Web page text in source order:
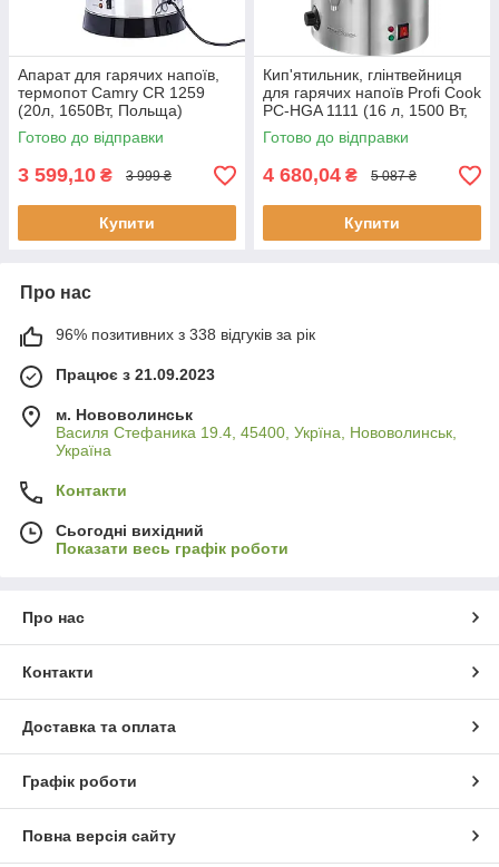
Апарат для гарячих напоїв,
термопот Camry CR 1259
(20л, 1650Вт, Польща)
Готово до відправки
3 599,10 ₴ 3 999 ₴
Купити
Кип'ятильник, глінтвейниця
для гарячих напоїв Profi Cook
PC-HGA 1111 (16 л, 1500 Вт,
Німеччина)
Готово до відправки
4 680,04 ₴ 5 087 ₴
Купити
Про нас
96% позитивних з 338 відгуків за рік
Працює з 21.09.2023
м. Нововолинськ
Василя Стефаника 19.4, 45400, Укрїна, Нововолинськ,
Україна
Контакти
Сьогодні вихідний
Показати весь графік роботи
Про нас
Контакти
Доставка та оплата
Графік роботи
Повна версія сайту